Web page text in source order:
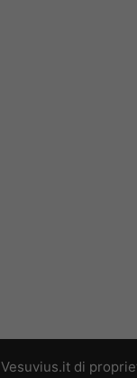
Vesuvius.it di